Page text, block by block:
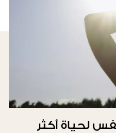
لحياة أكثر